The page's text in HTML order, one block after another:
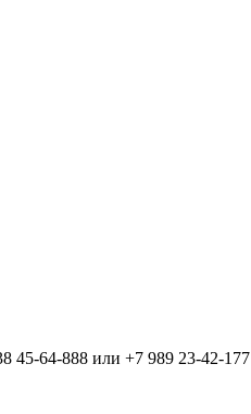
45-64-888 или +7 989 23-42-177